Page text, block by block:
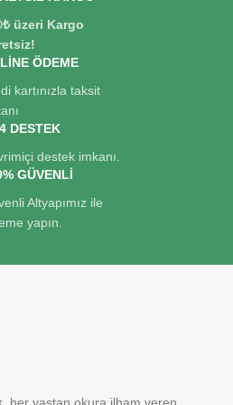
₺ üzeri Kargo
ÖDEME
kartınızla taksit
DESTEK
destek imkanı.
GÜVENLİ
Altyapımız ile
yapın.